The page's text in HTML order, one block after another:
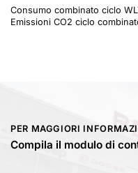
Consumo combinato ciclo
Emissioni CO2 ciclo
PER MAGGIORI
Compila il modulo di